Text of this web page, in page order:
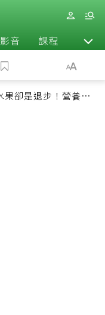
影音 課程 退休
果卻是退步！營養師